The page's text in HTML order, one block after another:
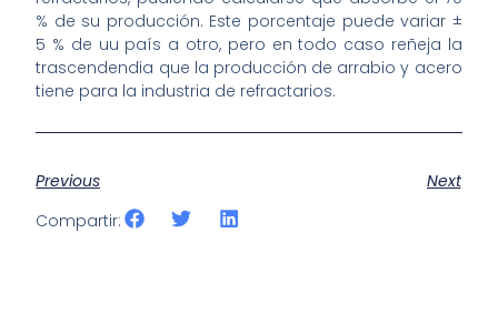
% de su producción. Este porcentaje puede variar ±
5 % de uu país a otro, pero en todo caso reñeja la
trascendendia que la producción de arrabio y acero
tiene para la industria de refractarios.
Previous
Next
Compartir: